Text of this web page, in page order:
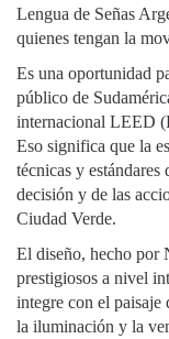
Lengua de Señas
quienes tengan la
Es una oportunidad
público de
internacional LEED
Eso significa que la
técnicas y estándares
decisión y de las
Ciudad Verde.
El diseño, hecho por
prestigiosos a nivel
integre con el paisaje
la iluminación y la